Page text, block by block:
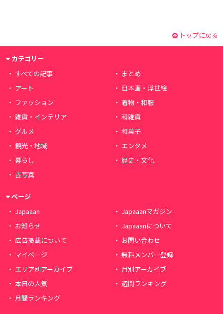
トップに戻る
カテゴリー
すべての記事
まとめ
アート
日本画・浮世絵
ファッション
着物・和服
雑貨・インテリア
和雑貨
グルメ
和菓子
観光・地域
エンタメ
暮らし
歴史・文化
古写真
ページ
Japaaan
Japaaanマガジン
お知らせ
Japaaanについて
広告掲載について
お問い合わせ
マイページ
無料メンバー登録
エリア別アーカイブ
月別アーカイブ
本日の人気
週間ランキング
月間ランキング